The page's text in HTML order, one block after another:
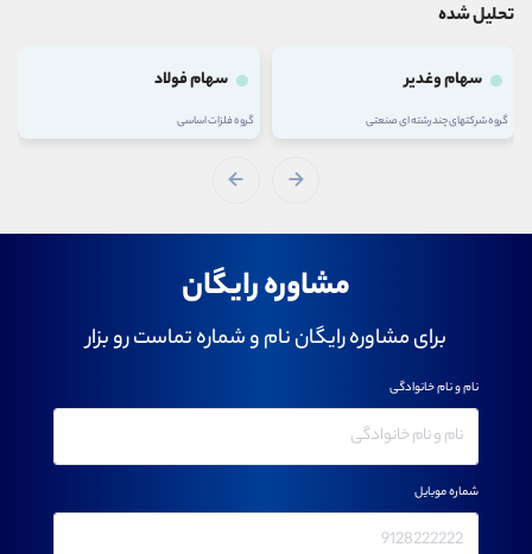
تحلیل شده
سهام وغدیر
گروه شرکتهای چند رشته ای صنعتی
سهام فولاد
گروه فلزات اساسی
مشاوره رایگان
برای مشاوره رایگان نام و شماره تماست رو بزار
نام و نام خانوادگی
شماره موبایل